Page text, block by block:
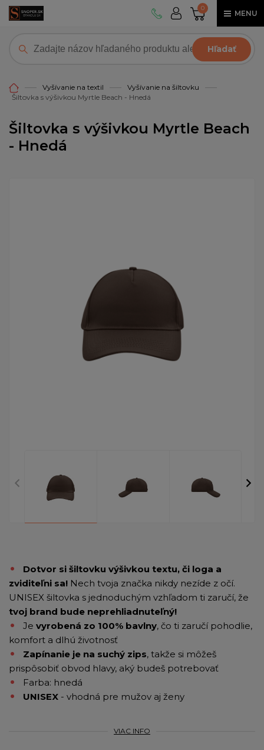
0
MENU
Hľadať
Vyšívanie na textil
Vyšívanie na šiltovku
Šiltovka s výšivkou Myrtle Beach - Hnedá
Šiltovka s výšivkou Myrtle Beach
- Hnedá
Dotvor si šiltovku výšivkou textu, či loga a
zviditeľni sa! Nech tvoja značka nikdy nezíde z očí.
UNISEX šiltovka s jednoduchým vzhľadom ti zaručí, že
tvoj brand bude neprehliadnuteľný!
Je vyrobená zo 100% bavlny, čo ti zaručí pohodlie,
komfort a dlhú životnosť
Zapínanie je na suchý zips, takže si môžeš
prispôsobiť obvod hlavy, aký budeš potrebovať
Farba: hnedá
UNISEX - vhodná pre mužov aj ženy
VIAC INFO